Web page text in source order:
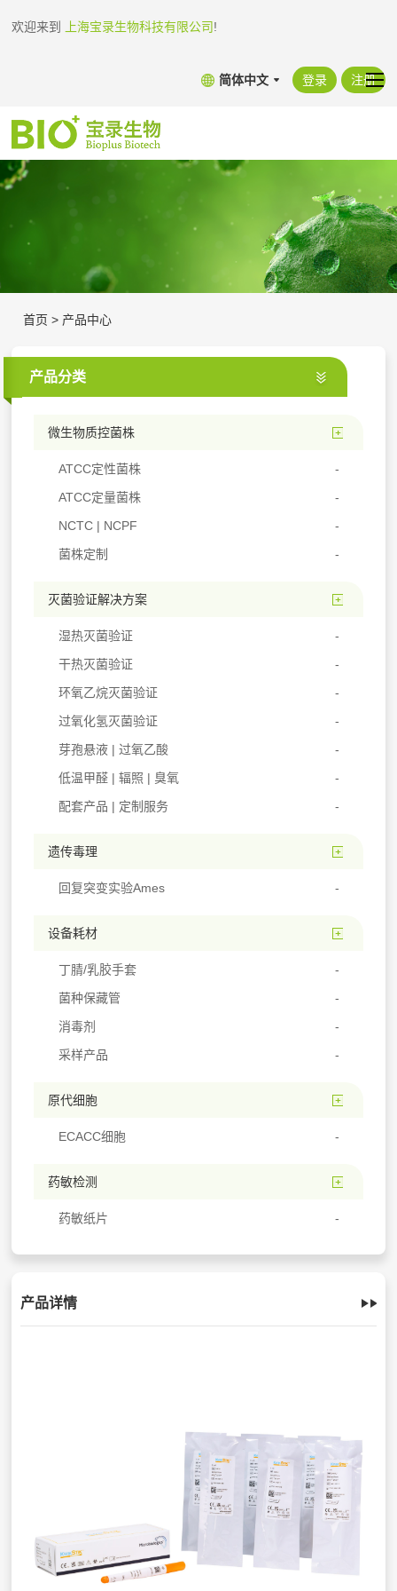
欢迎来到 上海宝录生物科技有限公司!
简体中文 登录 注册
首页 > 产品中心
产品分类
微生物质控菌株
ATCC定性菌株
ATCC定量菌株
NCTC | NCPF
菌株定制
灭菌验证解决方案
湿热灭菌验证
干热灭菌验证
环氧乙烷灭菌验证
过氧化氢灭菌验证
芽孢悬液 | 过氧乙酸
低温甲醛 | 辐照 | 臭氧
配套产品 | 定制服务
遗传毒理
回复突变实验Ames
设备耗材
丁腈/乳胶手套
菌种保藏管
消毒剂
采样产品
原代细胞
ECACC细胞
药敏检测
药敏纸片
产品详情